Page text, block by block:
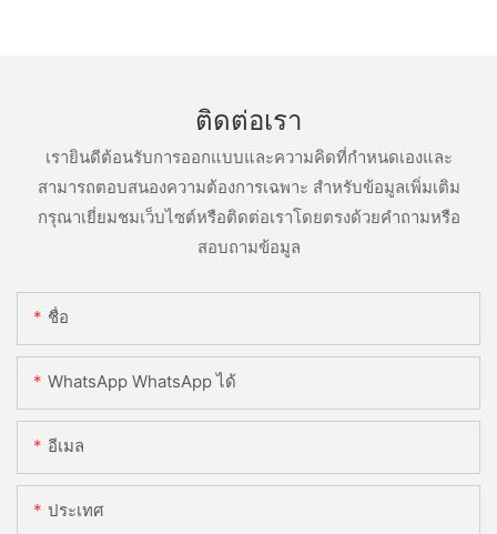
ติดต่อเรา
เรายินดีต้อนรับการออกแบบและความคิดที่กำหนดเองและ
สามารถตอบสนองความต้องการเฉพาะ สำหรับข้อมูลเพิ่มเติม
กรุณาเยี่ยมชมเว็บไซต์หรือติดต่อเราโดยตรงด้วยคำถามหรือ
สอบถามข้อมูล
ชื่อ
WhatsApp WhatsApp ได้
อีเมล
ประเทศ